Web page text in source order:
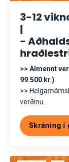
3-12
|
-
>> Almennt
99.500 kr.)
>>
verðinu.
Skráning í